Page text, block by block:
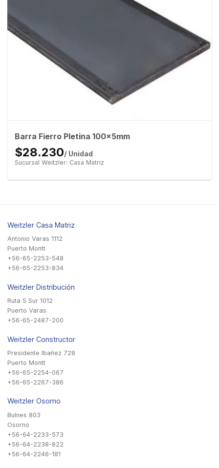
Barra Fierro Pletina 100x5mm
$28.230/ Unidad
Sucursal Weitzler: Casa Matriz
Weitzler Casa Matriz
Antonio Varas 1112
Puerto Montt
+56-65-2253-548
+56-65-2253-834
Weitzler Distribución
Ruta 5 Sur 1012
Puerto Varas
+56-65-2487-200
Weitzler Constructor
Presidente Ibañez 728
Puerto Montt
+56-65-2254-067
+56-65-2267-386
Weitzler Osorno
Bulnes 803
Osorno
+56-64-2233-573
+56-64-2238-822
+56-64-2246-181